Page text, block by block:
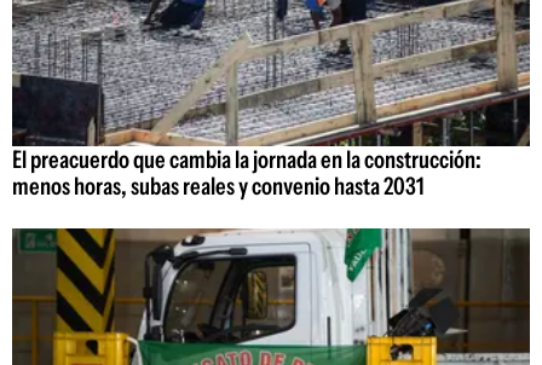
El preacuerdo que cambia la jornada en la construcción:
menos horas, subas reales y convenio hasta 2031